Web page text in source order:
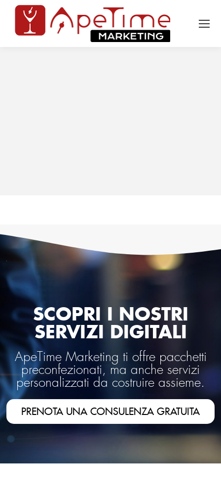
SCOPRI I NOSTRI
SERVIZI DIGITALI
ApeTime Marketing ti offre pacchetti
preconfezionati, ma anche servizi
personalizzati da costruire assieme.
PRENOTA UNA CONSULENZA GRATUITA